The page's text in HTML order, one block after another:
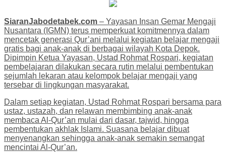
SiaranJabodetabek.com – Yayasan Insan Gemar Mengaji
Nusantara (IGMN) terus memperkuat komitmennya dalam
mencetak generasi Qur’ani melalui kegiatan belajar mengaji
gratis bagi anak-anak di berbagai wilayah Kota Depok.
Dipimpin Ketua Yayasan, Ustad Rohmat Rospari, kegiatan
pembelajaran dilakukan secara rutin melalui pembentukan
sejumlah lekaran atau kelompok belajar mengaji yang
tersebar di lingkungan masyarakat.
Dalam setiap kegiatan, Ustad Rohmat Rospari bersama para
ustaz, ustazah, dan relawan membimbing anak-anak
membaca Al-Qur’an mulai dari dasar, tajwid, hingga
pembentukan akhlak Islami. Suasana belajar dibuat
menyenangkan sehingga anak-anak semakin semangat
mencintai Al-Qur’an.